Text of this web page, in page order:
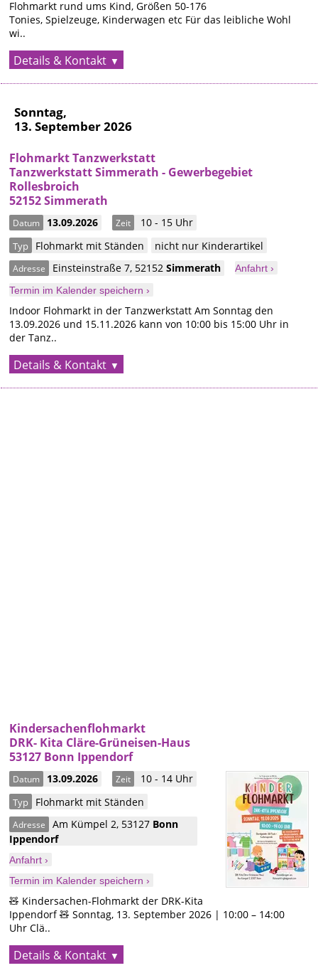
Flohmarkt rund ums Kind, Größen 50-176
Tonies, Spielzeuge, Kinderwagen etc Für das leibliche Wohl
wi..
Details & Kontakt
Sonntag,
13. September 2026
Flohmarkt Tanzwerkstatt
Tanzwerkstatt Simmerath - Gewerbegebiet
Rollesbroich
52152 Simmerath
Datum 13.09.2026 Zeit 10 - 15 Uhr
Typ Flohmarkt mit Ständen nicht nur Kinderartikel
Adresse Einsteinstraße 7, 52152Simmerath
Anfahrt ›
Termin im Kalender speichern ›
Indoor Flohmarkt in der Tanzwerkstatt Am Sonntag den
13.09.2026 und 15.11.2026 kann von 10:00 bis 15:00 Uhr in
der Tanz..
Details & Kontakt
Kindersachenflohmarkt
DRK- Kita Cläre-Grüneisen-Haus
53127 Bonn Ippendorf
Datum 13.09.2026 Zeit 10 - 14 Uhr
Typ Flohmarkt mit Ständen
Adresse Am Kümpel 2, 53127 Bonn
Ippendorf
Anfahrt ›
Termin im Kalender speichern ›
🧸 Kindersachen-Flohmarkt der DRK-Kita
Ippendorf 🧸 Sonntag, 13. September 2026 | 10:00 – 14:00
Uhr Clä..
Details & Kontakt